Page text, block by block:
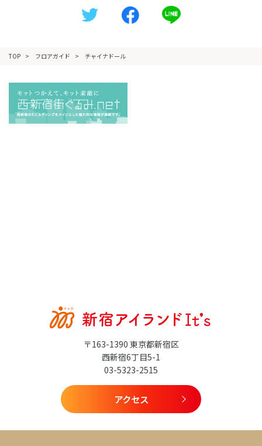
TOP フロアガイド チャイナドール
〒163-1390 東京都新宿区
西新宿6丁目5-1
03-5323-2515
アクセス